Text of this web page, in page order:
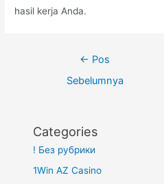
hasil kerja Anda.
← Pos
Sebelumnya
Categories
! Без рубрики
1Win AZ Casino